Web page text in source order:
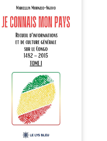
mon pays se
comme une œuvre de
et d’éveil civique,
à raviver la mémoire
En retraçant les
étapes de l’histoire
il entend combattre
le repli identitaire
du
patriotique.
à tous, ce recueil
des repères essentiels
mieux comprendre le ...